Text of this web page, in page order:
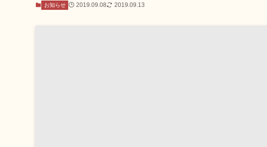
お知らせ 2019.09.08 2019.09.13